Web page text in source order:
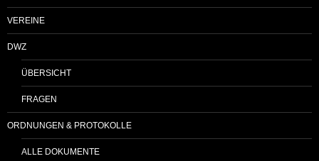
VEREINE
DWZ
ÜBERSICHT
FRAGEN
ORDNUNGEN & PROTOKOLLE
ALLE DOKUMENTE